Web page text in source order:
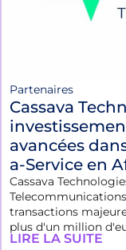
Partenaires
Cassava
avancées
a-Service en
Cassava
transactions
plus d'un million
LIRE LA SUITE